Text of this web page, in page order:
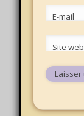
E-mail
Site web